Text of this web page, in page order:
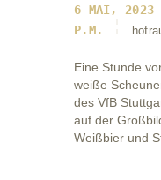
6 MAI,
P.M.
Eine Stunde
weiße
des VfB
auf der
Weißbier und